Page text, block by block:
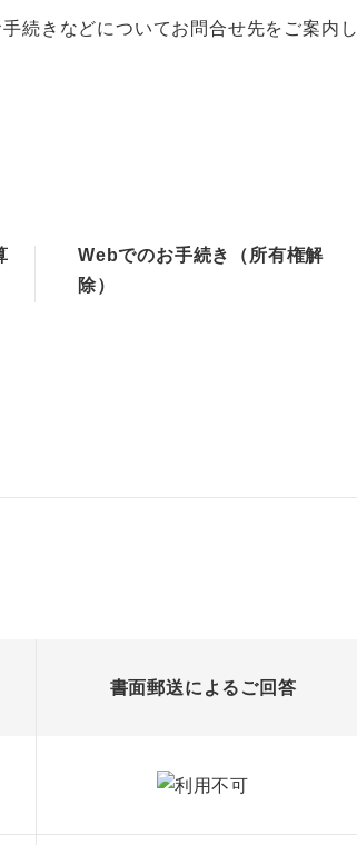
続きなどについてお問合せ先をご案内し
Webでのお手続き（所有権解
除）
書面郵送によるご回答